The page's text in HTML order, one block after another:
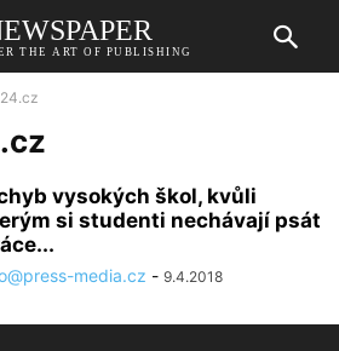
THE ART OF PUBLISHING
vysokých škol, kvůli
si studenti nechávají psát
media.cz - 9.4.2018